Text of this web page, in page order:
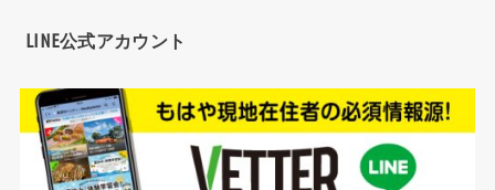
LINE公式アカウント